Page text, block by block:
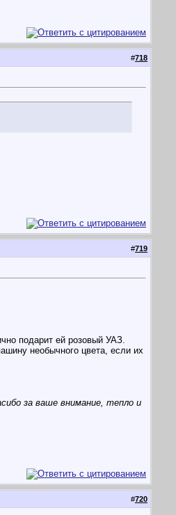
#718
#719
подарит ей розовый УАЗ.
необычного цвета, если их
за ваше внимание, тепло и
#720